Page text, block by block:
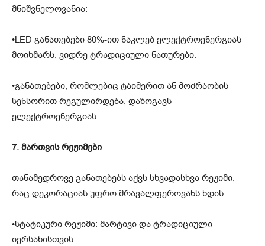
მნიშვნელოვანია:
•LED განათებები 80%-ით ნაკლებ ელექტროენერგიას
მოიხმარს, ვიდრე ტრადიციული ნათურები.
•განათებები, რომლებიც ტაიმერით ან მოძრაობის
სენსორით რეგულირდება, დაზოგავს
ელექტროენერგიას.
7. მართვის რეჟიმები
თანამედროვე განათებებს აქვს სხვადასხვა რეჟიმი,
რაც დეკორაციას უფრო მრავალფეროვანს ხდის:
•სტატიკური რეჟიმი: მარტივი და ტრადიციული
იერსახისთვის.